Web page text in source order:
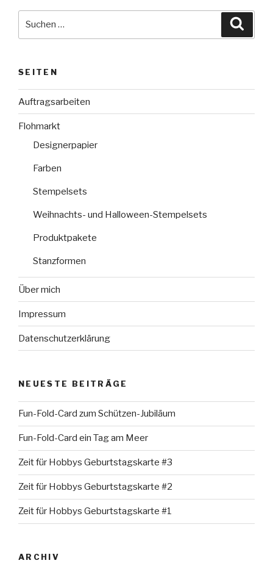
SEITEN
Auftragsarbeiten
Flohmarkt
Designerpapier
Farben
Stempelsets
Weihnachts- und Halloween-Stempelsets
Produktpakete
Stanzformen
Über mich
Impressum
Datenschutzerklärung
NEUESTE BEITRÄGE
Fun-Fold-Card zum Schützen-Jubiläum
Fun-Fold-Card ein Tag am Meer
Zeit für Hobbys Geburtstagskarte #3
Zeit für Hobbys Geburtstagskarte #2
Zeit für Hobbys Geburtstagskarte #1
ARCHIV